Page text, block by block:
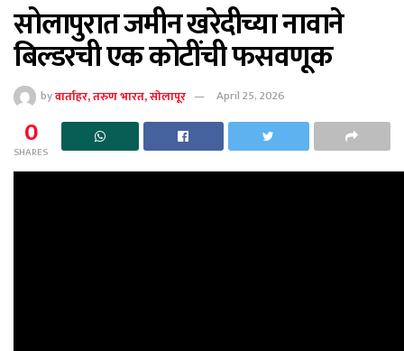
सोलापुरात जमीन खरेदीच्या नावाने
बिल्डरची एक कोटींची फसवणूक
byवार्ताहर, तरुण भारत, सोलापूर April 25, 2026
0
SHARES